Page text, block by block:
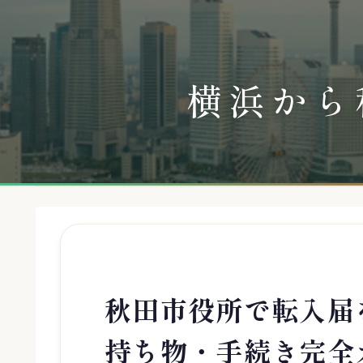
横浜か
秋田市役所で転入
持ち物・手続き完